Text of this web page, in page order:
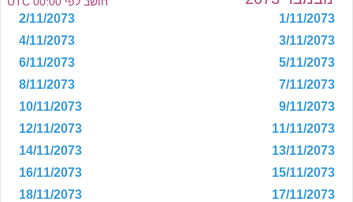
1/11/2073
2/11/2073
3/11/2073
4/11/2073
5/11/2073
6/11/2073
7/11/2073
8/11/2073
9/11/2073
10/11/2073
11/11/2073
12/11/2073
13/11/2073
14/11/2073
15/11/2073
16/11/2073
17/11/2073
18/11/2073